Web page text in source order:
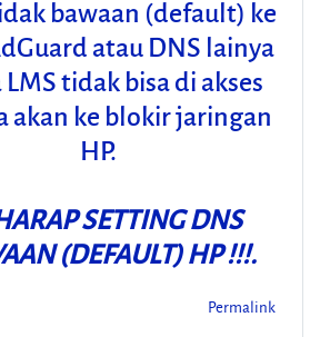
bawaan (default) ke
atau DNS lainya
tidak bisa di akses
akan ke blokir jaringan
HP.
SETTING DNS
(DEFAULT) HP !!!.
Permalink